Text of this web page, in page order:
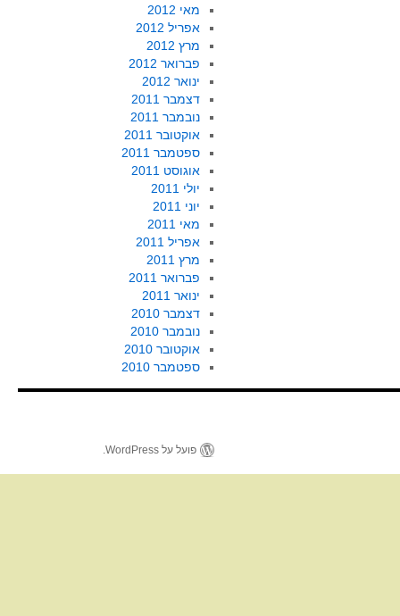
מאי 2012
אפריל 2012
מרץ 2012
פברואר 2012
ינואר 2012
דצמבר 2011
נובמבר 2011
אוקטובר 2011
ספטמבר 2011
אוגוסט 2011
יולי 2011
יוני 2011
מאי 2011
אפריל 2011
מרץ 2011
פברואר 2011
ינואר 2011
דצמבר 2010
נובמבר 2010
אוקטובר 2010
ספטמבר 2010
פועל על WordPress.